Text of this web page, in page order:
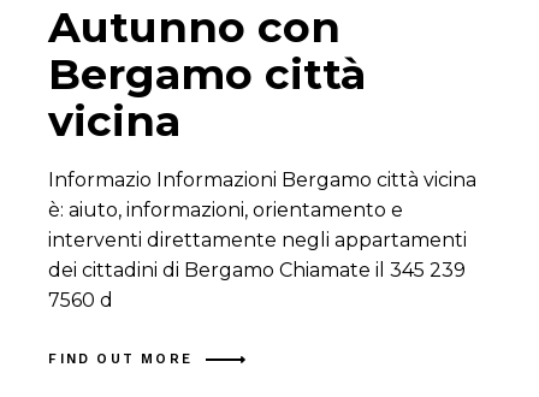
Autunno con
Bergamo città
vicina
Informazio Informazioni Bergamo città vicina
è: aiuto, informazioni, orientamento e
interventi direttamente negli appartamenti
dei cittadini di Bergamo Chiamate il 345 239
7560 d
FIND OUT MORE